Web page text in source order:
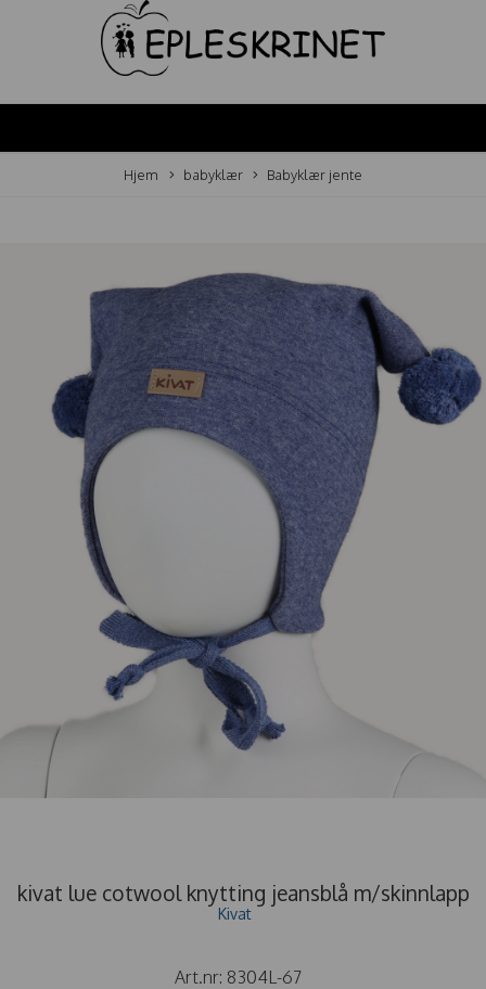
Hjem babyklær Babyklær jente
kivat lue cotwool knytting jeansblå m/skinnlapp
Kivat
Art.nr: 8304L-67